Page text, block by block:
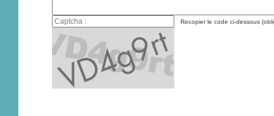
Recopier le code ci-dessous